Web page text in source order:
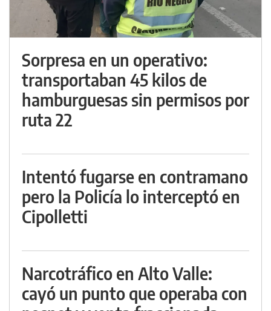
Sorpresa en un operativo:
transportaban 45 kilos de
hamburguesas sin permisos por
ruta 22
Intentó fugarse en contramano
pero la Policía lo interceptó en
Cipolletti
Narcotráfico en Alto Valle:
cayó un punto que operaba con